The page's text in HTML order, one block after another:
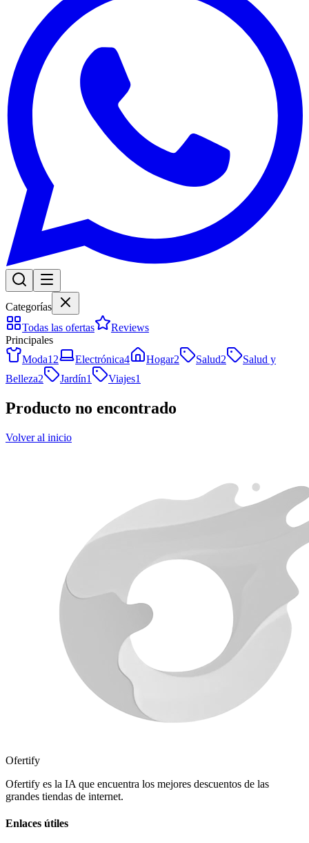
Categorías
Todas las ofertas
Reviews
Principales
Moda12 Electrónica4 Hogar2 Salud2
Salud y
Belleza2 Jardín1 Viajes1
Producto no encontrado
Volver al inicio
Ofertify
Ofertify es la IA que encuentra los mejores descuentos de las
grandes tiendas de internet.
Enlaces útiles